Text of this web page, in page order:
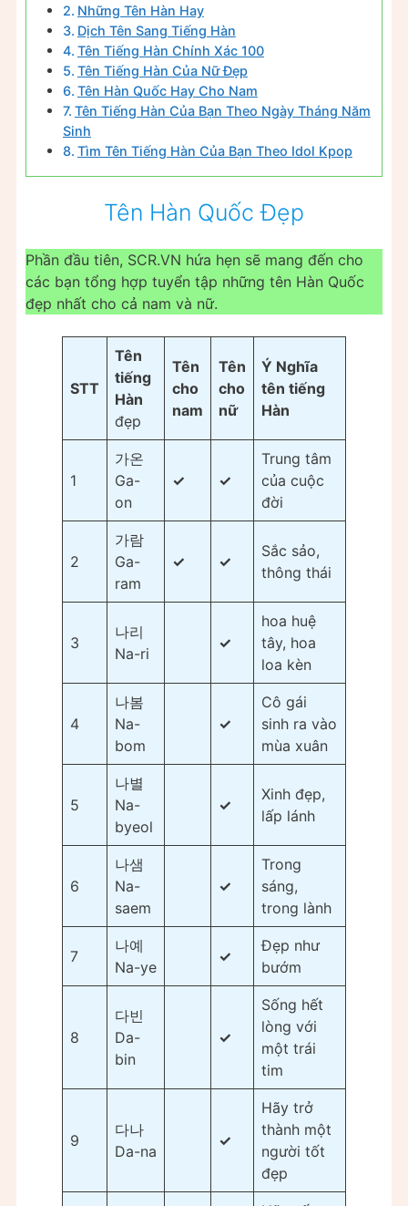
Những Tên Hàn Hay
Dịch Tên Sang Tiếng Hàn
Tên Tiếng Hàn Chính Xác 100
Tên Tiếng Hàn Của Nữ Đẹp
Tên Hàn Quốc Hay Cho Nam
Tên Tiếng Hàn Của Bạn Theo Ngày Tháng Năm
Sinh
Tìm Tên Tiếng Hàn Của Bạn Theo Idol Kpop
Tên Hàn Quốc Đẹp
Phần đầu tiên, SCR.VN hứa hẹn sẽ mang đến cho
các bạn tổng hợp tuyển tập những tên Hàn Quốc
đẹp nhất cho cả nam và nữ.
STT
Tên
tiếng
Hàn
đẹp
Tên
cho
nam
Tên
cho
nữ
Ý Nghĩa
tên tiếng
Hàn
1
가온
Ga-
on
✓ ✓
Trung tâm
của cuộc
đời
2
가람
Ga-
ram
✓ ✓
Sắc sảo,
thông thái
3
나리
Na-ri
✓
hoa huệ
tây, hoa
loa kèn
4
나봄
Na-
bom
✓
Cô gái
sinh ra vào
mùa xuân
5
나별
Na-
byeol
✓
Xinh đẹp,
lấp lánh
6
나샘
Na-
saem
✓
Trong
sáng,
trong lành
7
나예
Na-ye
✓
Đẹp như
bướm
8
다빈
Da-
bin
✓
Sống hết
lòng với
một trái
tim
9
다나
Da-na
✓
Hãy trở
thành một
người tốt
đẹp